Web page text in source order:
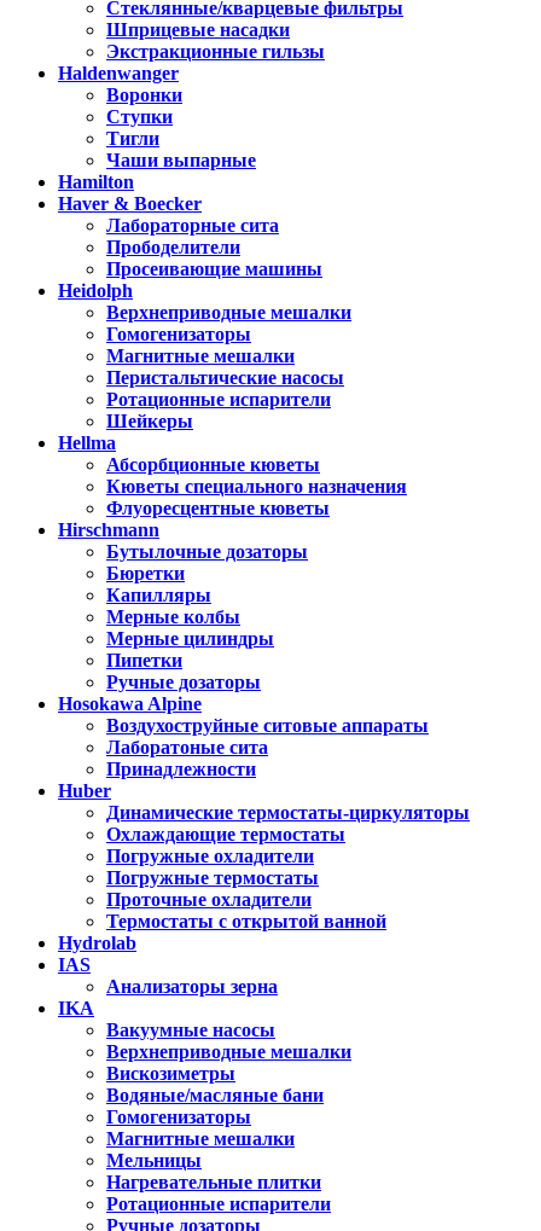
Стеклянные/кварцевые фильтры
Шприцевые насадки
Экстракционные гильзы
Haldenwanger
Воронки
Ступки
Тигли
Чаши выпарные
Hamilton
Haver & Boecker
Лабораторные сита
Прободелители
Просеивающие машины
Heidolph
Верхнеприводные мешалки
Гомогенизаторы
Магнитные мешалки
Перистальтические насосы
Ротационные испарители
Шейкеры
Hellma
Абсорбционные кюветы
Кюветы специального назначения
Флуоресцентные кюветы
Hirschmann
Бутылочные дозаторы
Бюретки
Капилляры
Мерные колбы
Мерные цилиндры
Пипетки
Ручные дозаторы
Hosokawa Alpine
Воздухоструйные ситовые аппараты
Лаборатоные сита
Принадлежности
Huber
Динамические термостаты-циркуляторы
Охлаждающие термостаты
Погружные охладители
Погружные термостаты
Проточные охладители
Термостаты с открытой ванной
Hydrolab
IAS
Анализаторы зерна
IKA
Вакуумные насосы
Верхнеприводные мешалки
Вискозиметры
Водяные/масляные бани
Гомогенизаторы
Магнитные мешалки
Мельницы
Нагревательные плитки
Ротационные испарители
Ручные дозаторы